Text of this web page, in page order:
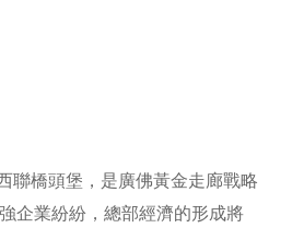
聯橋頭堡，是廣佛黃金走廊戰略
企業紛紛，總部經濟的形成將